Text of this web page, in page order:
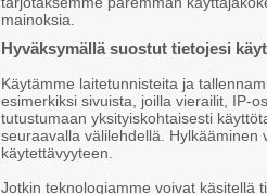
mainoksia.
Hyväksymällä suostut tietojesi
Käytämme laitetunnisteita ja
esimerkiksi sivuista, joilla vierailit, IP-
tutustumaan yksityiskohtaisesti
seuraavalla välilehdellä. Hylkääminen
käytettävyyteen.
Jotkin teknologiamme voivat käsitellä